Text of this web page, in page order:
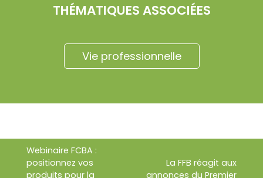
THÉMATIQUES ASSOCIÉES
Vie professionnelle
Webinaire FCBA :
positionnez vos
produits pour la
La FFB réagit aux
annonces du Premier